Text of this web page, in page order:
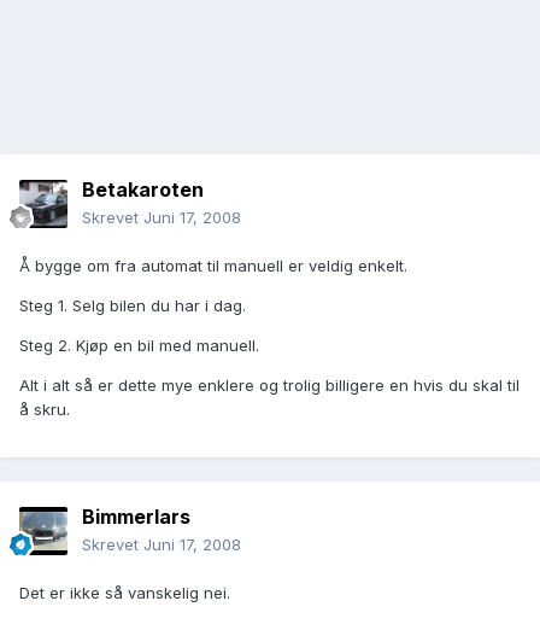
Betakaroten
Skrevet Juni 17, 2008
Å bygge om fra automat til manuell er veldig enkelt.
Steg 1. Selg bilen du har i dag.
Steg 2. Kjøp en bil med manuell.
Alt i alt så er dette mye enklere og trolig billigere en hvis du skal til
å skru.
Bimmerlars
Skrevet Juni 17, 2008
Det er ikke så vanskelig nei.